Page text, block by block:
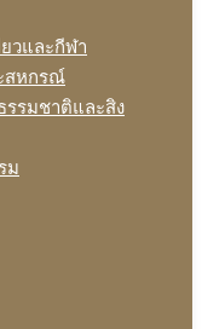
วและกีฬา
สหกรณ์
รรมชาติและสิง
ม